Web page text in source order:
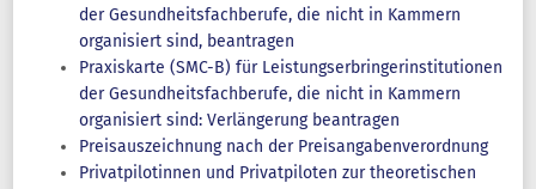
der Gesundheitsfachberufe, die nicht in Kammern
organisiert sind, beantragen
Praxiskarte (SMC-B) für Leistungserbringerinstitutionen
der Gesundheitsfachberufe, die nicht in Kammern
organisiert sind: Verlängerung beantragen
Preisauszeichnung nach der Preisangabenverordnung
Privatpilotinnen und Privatpiloten zur theoretischen